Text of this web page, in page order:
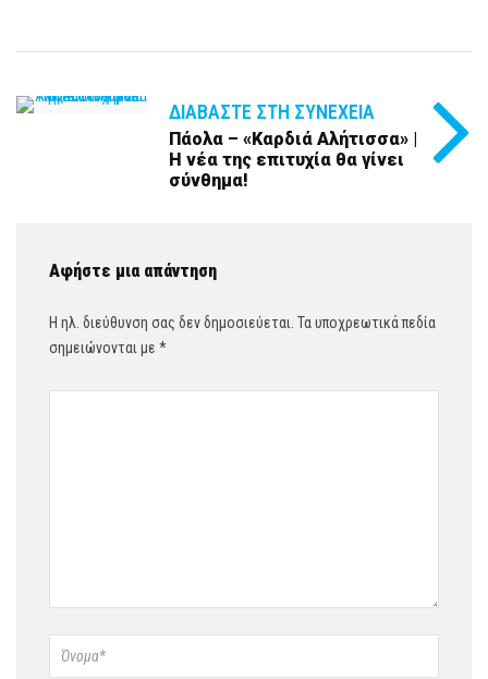
ΔΙΑΒΆΣΤΕ ΣΤΗ ΣΥΝΈΧΕΙΑ
Πάολα – «Καρδιά Αλήτισσα» |
Η νέα της επιτυχία θα γίνει
σύνθημα!
Αφήστε μια απάντηση
Η ηλ. διεύθυνση σας δεν δημοσιεύεται. Τα υποχρεωτικά πεδία
σημειώνονται με *